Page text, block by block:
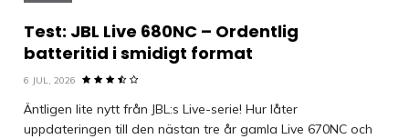
Test: JBL Live 680NC – Ordentlig
batteritid i smidigt format
6 JUL, 2026
Äntligen lite nytt från JBL:s Live-serie! Hur låter
uppdateringen till den nästan tre år gamla Live 670NC och